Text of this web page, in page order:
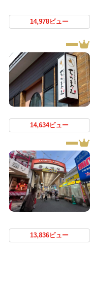
14,978ビュー
14,634ビュー
13,836ビュー